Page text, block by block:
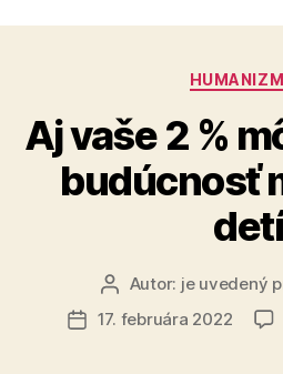
Aj vaše 2 %
budúcnosť
detí
Autor
článku
Autor: je uvedený
Dátum
17. februára 2022